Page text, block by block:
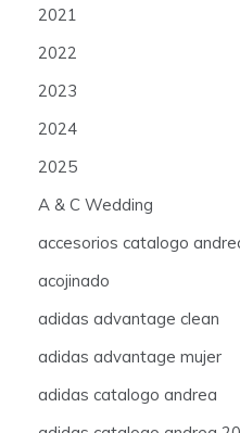
2021
2022
2023
2024
2025
A & C Wedding
accesorios catalogo
acojinado
adidas advantage clean
adidas advantage mujer
adidas catalogo andrea